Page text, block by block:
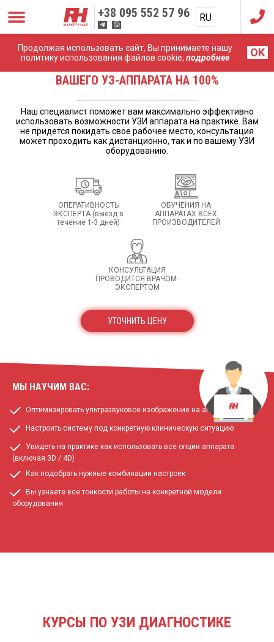
Продолжая использовать сайт, Вы принимаете нашу
политику использования файлов cookie, подробнее OK
+38 095 552 57 96 RU
UA
НАУЧИМ ИСПОЛЬЗОВАТЬ ВОЗМОЖНОСТИ
ВАШЕГО УЗ-АППАРАТА НА 100%
Наш специалист поможет вам максимально эффективно
использовать возможности УЗИ аппарата на практике. Вам
не придется покидать свое рабочее место, консультация
может проходить как дистанционно, так и по вашему УЗИ
оборудованию.
ОПЕРАТИВНОСТЬ
ЭКСПЕРТА (выезд в
течение 1-3 дней)
ОБУЧЕНИЯ НА
АППАРАТАХ ВСЕХ
ПРОИЗВОДИТЕЛЕЙ
КОНСУЛЬТАЦИЯ
ПРОВОДИТСЯ ВРАЧОМ-
ЭКСПЕРТОМ
УТОЧНИТЬ ЦЕНУ
МЫ НАУЧИМ ВАС:
Оптимизировать ультразвуковое изображение на аппарате
Настроить систему под конкретную клиническую ситуацию
Увидеть на практике как использовать все опции аппарата
(включая 3D / 4D)
Как подобрать нужные комбинации настроек
Вы узнаете все тонкости работы на конкретной модели
оборудования
КУРСЫ ПО УЗИ ДИАГНОСТИКЕ